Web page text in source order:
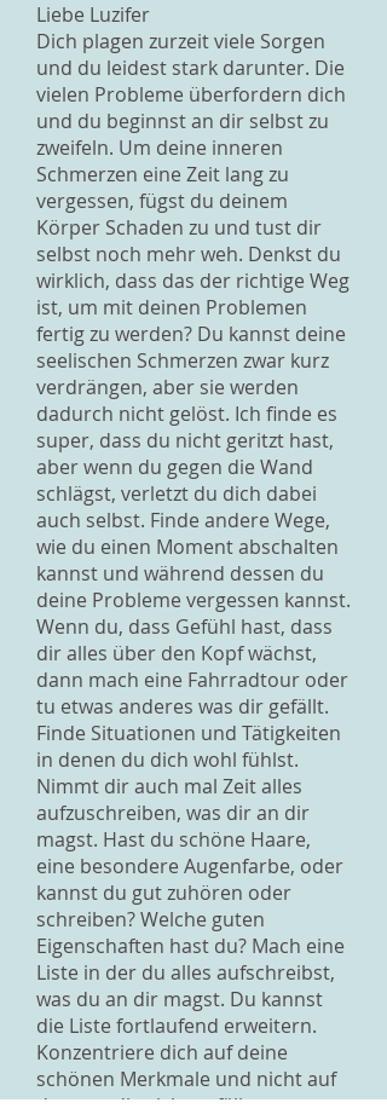
Liebe Luzifer
Dich plagen zurzeit viele Sorgen
und du leidest stark darunter. Die
vielen Probleme überfordern dich
und du beginnst an dir selbst zu
zweifeln. Um deine inneren
Schmerzen eine Zeit lang zu
vergessen, fügst du deinem
Körper Schaden zu und tust dir
selbst noch mehr weh. Denkst du
wirklich, dass das der richtige Weg
ist, um mit deinen Problemen
fertig zu werden? Du kannst deine
seelischen Schmerzen zwar kurz
verdrängen, aber sie werden
dadurch nicht gelöst. Ich finde es
super, dass du nicht geritzt hast,
aber wenn du gegen die Wand
schlägst, verletzt du dich dabei
auch selbst. Finde andere Wege,
wie du einen Moment abschalten
kannst und während dessen du
deine Probleme vergessen kannst.
Wenn du, dass Gefühl hast, dass
dir alles über den Kopf wächst,
dann mach eine Fahrradtour oder
tu etwas anderes was dir gefällt.
Finde Situationen und Tätigkeiten
in denen du dich wohl fühlst.
Nimmt dir auch mal Zeit alles
aufzuschreiben, was dir an dir
magst. Hast du schöne Haare,
eine besondere Augenfarbe, oder
kannst du gut zuhören oder
schreiben? Welche guten
Eigenschaften hast du? Mach eine
Liste in der du alles aufschreibst,
was du an dir magst. Du kannst
die Liste fortlaufend erweitern.
Konzentriere dich auf deine
schönen Merkmale und nicht auf
das was dir nicht gefällt.